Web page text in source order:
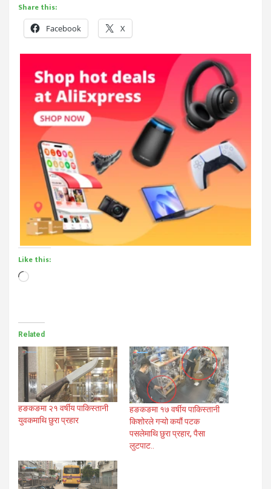
Share this:
Facebook X
Like this:
Loading…
Related
हङकङमा २१ वर्षीय पाकिस्तानी
युवकमाथि छुरा प्रहार
हङकङमा १७ वर्षीय पाकिस्तानी
किशोरले गऱ्यो कयौं पटक
पसलेमाथि छुरा प्रहार, पैसा
लुटपाट..